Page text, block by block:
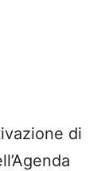
di